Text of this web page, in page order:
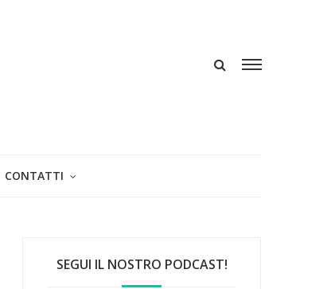
CONTATTI
SEGUI IL NOSTRO PODCAST!